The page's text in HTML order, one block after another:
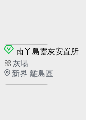
南丫島靈灰安置所
灰場
新界 離島區